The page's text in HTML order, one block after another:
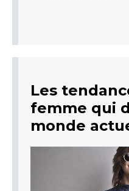
Les
femme qui
monde